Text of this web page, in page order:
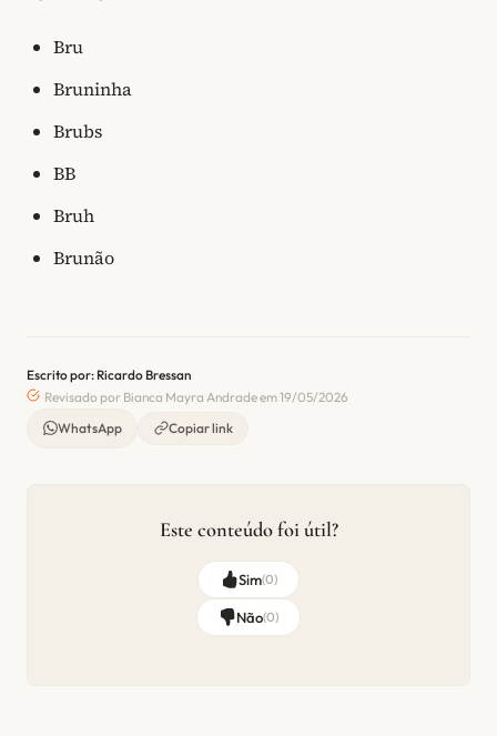
Bru
Bruninha
Brubs
BB
Bruh
Brunão
Escrito por: Ricardo Bressan
Revisado por Bianca Mayra Andrade em 19/05/2026
WhatsApp
Copiar link
Este conteúdo foi útil?
Sim(0)
Não(0)